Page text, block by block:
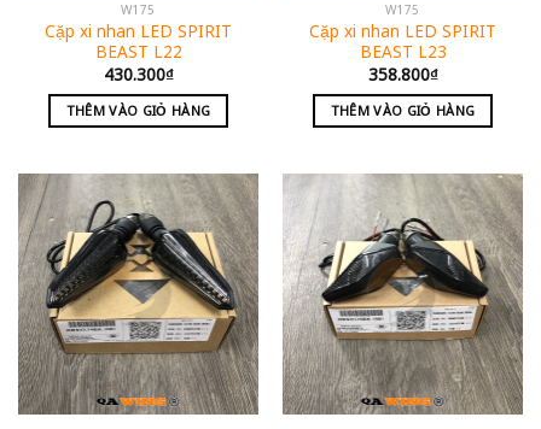
W175
Cặp xi nhan LED SPIRIT
BEAST L22
430.300₫
THÊM VÀO GIỎ HÀNG
W175
Cặp xi nhan LED SPIRIT
BEAST L23
358.800₫
THÊM VÀO GIỎ HÀNG